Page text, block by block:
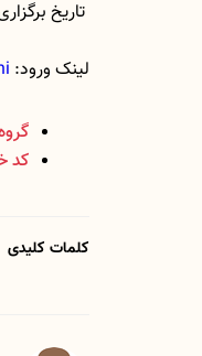
لینک ورود:
کد
کلمات کلیدی